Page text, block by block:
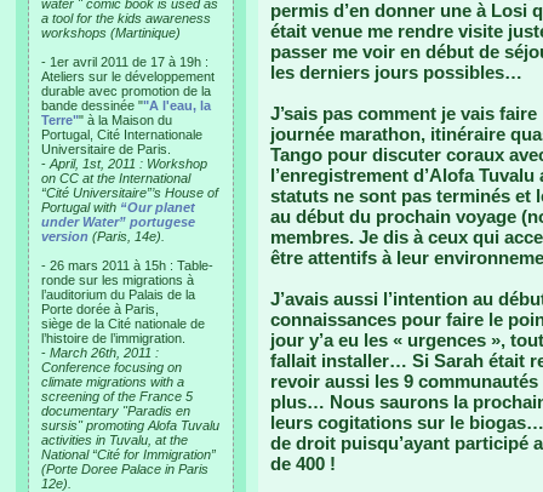
water " comic book is used as
a tool for the kids awareness
workshops (Martinique)
- 1er avril 2011 de 17 à 19h :
Ateliers sur le développement
durable avec promotion de la
bande dessinée ""A l'eau, la
Terre"" à la Maison du
Portugal, Cité Internationale
Universitaire de Paris.
- April, 1st, 2011 : Workshop
on CC at the International
“Cité Universitaire”’s House of
Portugal with “Our planet
under Water” portugese
version (Paris, 14e).
- 26 mars 2011 à 15h : Table-
ronde sur les migrations à
l’auditorium du Palais de la
Porte dorée à Paris,
siège de la Cité nationale de
l’histoire de l’immigration.
- March 26th, 2011 :
Conference focusing on
climate migrations with a
screening of the France 5
documentary "Paradis en
sursis" promoting Alofa Tuvalu
activities in Tuvalu, at the
National “Cité for Immigration”
(Porte Doree Palace in Paris
12e).
permis d’en donner une à Losi
était venue me rendre visite
passer me voir en début de
les derniers jours possibles…
J’sais pas comment je vais
journée marathon, itinéraire
Tango pour discuter coraux
l’enregistrement d’Alofa
statuts ne sont pas terminés et
au début du prochain voyage
membres. Je dis à ceux qui
être attentifs à leur
J’avais aussi l’intention au
connaissances pour faire le
jour y’a eu les « urgences »,
fallait installer… Si Sarah était
revoir aussi les 9
plus… Nous saurons la
leurs cogitations sur le
de droit puisqu’ayant participé
de 400 !